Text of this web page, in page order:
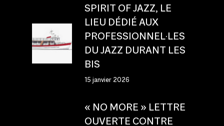
SPIRIT OF JAZZ, LE
LIEU DÉDIÉ AUX
PROFESSIONNEL·LES
DU JAZZ DURANT LES
BIS
15 janvier 2026
« NO MORE » LETTRE
OUVERTE CONTRE